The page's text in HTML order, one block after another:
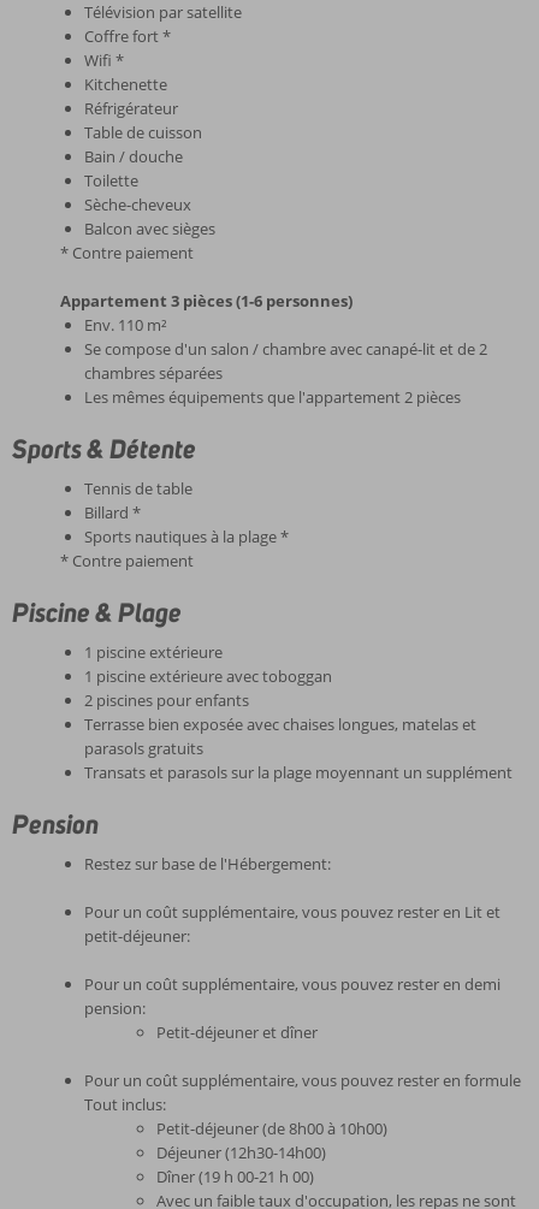
Télévision par satellite
Coffre fort *
Wifi *
Kitchenette
Réfrigérateur
Table de cuisson
Bain / douche
Toilette
Sèche-cheveux
Balcon avec sièges
* Contre paiement
Appartement 3 pièces (1-6 personnes)
Env. 110 m²
Se compose d'un salon / chambre avec canapé-lit et de 2
chambres séparées
Les mêmes équipements que l'appartement 2 pièces
Sports & Détente
Tennis de table
Billard *
Sports nautiques à la plage *
* Contre paiement
Piscine & Plage
1 piscine extérieure
1 piscine extérieure avec toboggan
2 piscines pour enfants
Terrasse bien exposée avec chaises longues, matelas et
parasols gratuits
Transats et parasols sur la plage moyennant un supplément
Pension
Restez sur base de l'Hébergement:
Pour un coût supplémentaire, vous pouvez rester en Lit et
petit-déjeuner:
Pour un coût supplémentaire, vous pouvez rester en demi
pension:
Petit-déjeuner et dîner
Pour un coût supplémentaire, vous pouvez rester en formule
Tout inclus:
Petit-déjeuner (de 8h00 à 10h00)
Déjeuner (12h30-14h00)
Dîner (19 h 00-21 h 00)
Avec un faible taux d'occupation, les repas ne sont